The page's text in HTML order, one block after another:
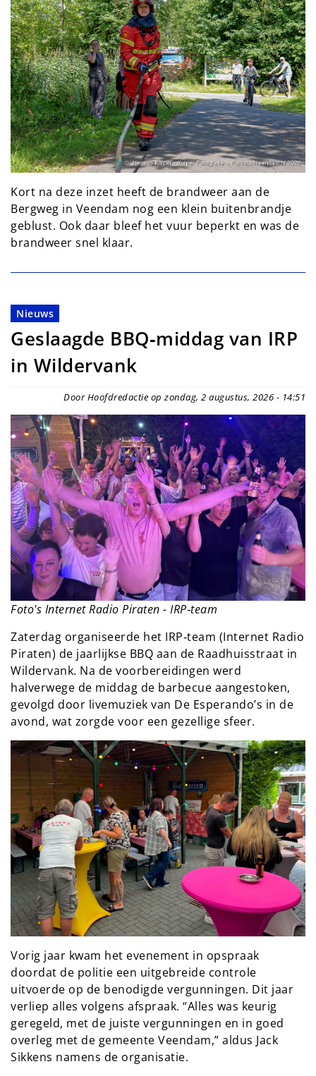
Kort na deze inzet heeft de brandweer aan de
Bergweg in Veendam nog een klein buitenbrandje
geblust. Ook daar bleef het vuur beperkt en was de
brandweer snel klaar.
Nieuws
Geslaagde BBQ‑middag van IRP
in Wildervank
Door Hoofdredactie op zondag, 2 augustus, 2026 - 14:51
Foto's Internet Radio Piraten - IRP‑team
Zaterdag organiseerde het IRP‑team (Internet Radio
Piraten) de jaarlijkse BBQ aan de Raadhuisstraat in
Wildervank. Na de voorbereidingen werd
halverwege de middag de barbecue aangestoken,
gevolgd door livemuziek van De Esperando’s in de
avond, wat zorgde voor een gezellige sfeer.
Vorig jaar kwam het evenement in opspraak
doordat de politie een uitgebreide controle
uitvoerde op de benodigde vergunningen. Dit jaar
verliep alles volgens afspraak. “Alles was keurig
geregeld, met de juiste vergunningen en in goed
overleg met de gemeente Veendam,” aldus Jack
Sikkens namens de organisatie.